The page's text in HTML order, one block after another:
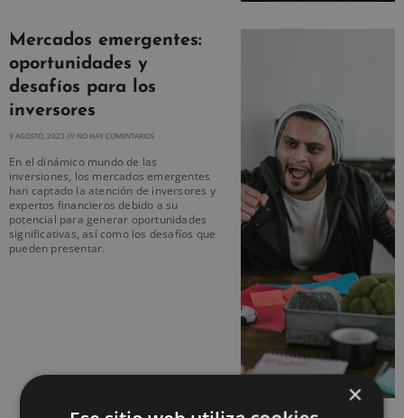
Mercados emergentes:
oportunidades y
desafíos para los
inversores
9 AGOSTO, 2023 NO HAY COMENTARIOS
En el dinámico mundo de las
inversiones, los mercados emergentes
han captado la atención de inversores y
expertos financieros debido a su
potencial para generar oportunidades
significativas, así como los desafíos que
pueden presentar.
×